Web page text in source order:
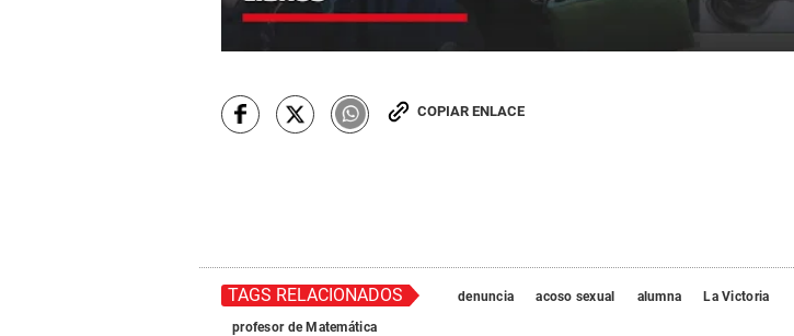
COPIAR ENLACE
TAGS RELACIONADOS denuncia acoso sexual alumna
La Victoria
profesor de Matemática